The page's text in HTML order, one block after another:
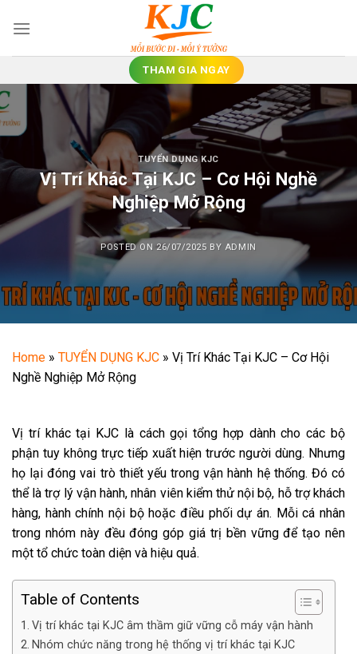
THAM GIA NGAY
TUYỂN DỤNG KJC
Vị Trí Khác Tại KJC – Cơ Hội Nghề
Nghiệp Mở Rộng
POSTED ON 26/07/2025 BY ADMIN
Home » TUYỂN DỤNG KJC » Vị Trí Khác Tại KJC – Cơ Hội
Nghề Nghiệp Mở Rộng
Vị trí khác tại KJC là cách gọi tổng hợp dành cho các bộ
phận tuy không trực tiếp xuất hiện trước người dùng. Nhưng
họ lại đóng vai trò thiết yếu trong vận hành hệ thống. Đó có
thể là trợ lý vận hành, nhân viên kiểm thử nội bộ, hỗ trợ khách
hàng, hành chính nội bộ hoặc điều phối dự án. Mỗi cá nhân
trong nhóm này đều đóng góp giá trị bền vững để tạo nên
một tổ chức toàn diện và hiệu quả.
Table of Contents
Vị trí khác tại KJC âm thầm giữ vững cỗ máy vận hành
Nhóm chức năng trong hệ thống vị trí khác tại KJC